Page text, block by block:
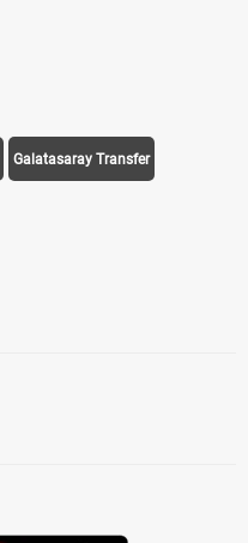
Galatasaray Transfer